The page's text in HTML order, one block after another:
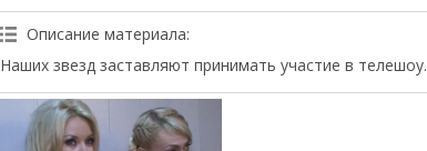
Описание материала:
Наших звезд заставляют принимать участие в телешоу.